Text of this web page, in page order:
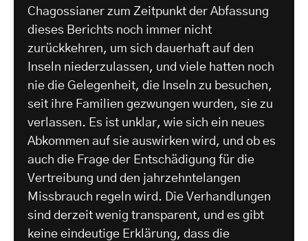
Chagossianer zum Zeitpunkt der Abfassung
dieses Berichts noch immer nicht
zurückkehren, um sich dauerhaft auf den
Inseln niederzulassen, und viele hatten noch
nie die Gelegenheit, die Inseln zu besuchen,
seit ihre Familien gezwungen wurden, sie zu
verlassen. Es ist unklar, wie sich ein neues
Abkommen auf sie auswirken wird, und ob es
auch die Frage der Entschädigung für die
Vertreibung und den jahrzehntelangen
Missbrauch regeln wird. Die Verhandlungen
sind derzeit wenig transparent, und es gibt
keine eindeutige Erklärung, dass die